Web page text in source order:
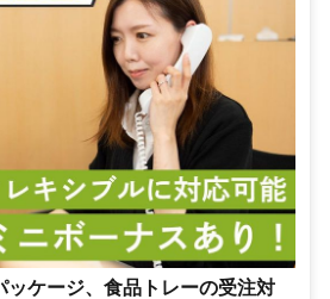
ッケージ、食品トレーの受注対